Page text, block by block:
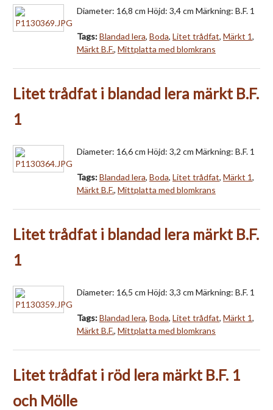
Diameter: 16,8 cm Höjd: 3,4 cm Märkning: B.F. 1
Tags:Blandad lera, Boda, Litet trådfat, Märkt 1,
Märkt B.F., Mittplatta med blomkrans
Litet trådfat i blandad lera märkt B.F.
1
Diameter: 16,6 cm Höjd: 3,2 cm Märkning: B.F. 1
Tags:Blandad lera, Boda, Litet trådfat, Märkt 1,
Märkt B.F., Mittplatta med blomkrans
Litet trådfat i blandad lera märkt B.F.
1
Diameter: 16,5 cm Höjd: 3,3 cm Märkning: B.F. 1
Tags:Blandad lera, Boda, Litet trådfat, Märkt 1,
Märkt B.F., Mittplatta med blomkrans
Litet trådfat i röd lera märkt B.F. 1
och Mölle